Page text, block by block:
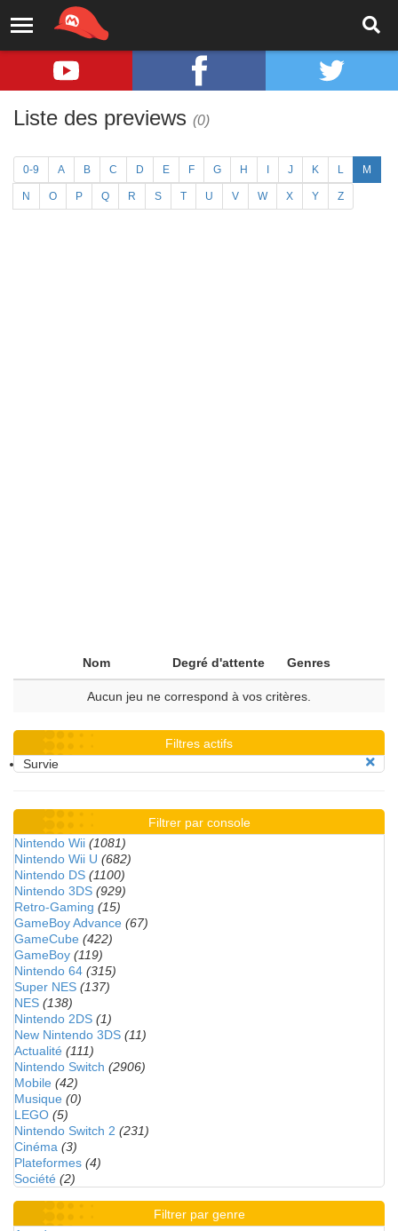
Liste des previews (0)
0-9 A B C D E F G H J K L M
N O P Q R S T U V W X Y Z
Nom Degré d'attente Genres
Aucun jeu ne correspond à vos critères.
Filtres actifs
Survie
Filtrer par console
Nintendo Wii (1081)
Nintendo Wii U (682)
Nintendo DS (1100)
Nintendo 3DS (929)
Retro-Gaming (15)
GameBoy Advance (67)
GameCube (422)
GameBoy (119)
Nintendo 64 (315)
Super NES (137)
NES (138)
Nintendo 2DS (1)
New Nintendo 3DS (11)
Actualité (111)
Nintendo Switch (2906)
Mobile (42)
Musique (0)
LEGO (5)
Nintendo Switch 2 (231)
Cinéma (3)
Plateformes (4)
Société (2)
Filtrer par genre